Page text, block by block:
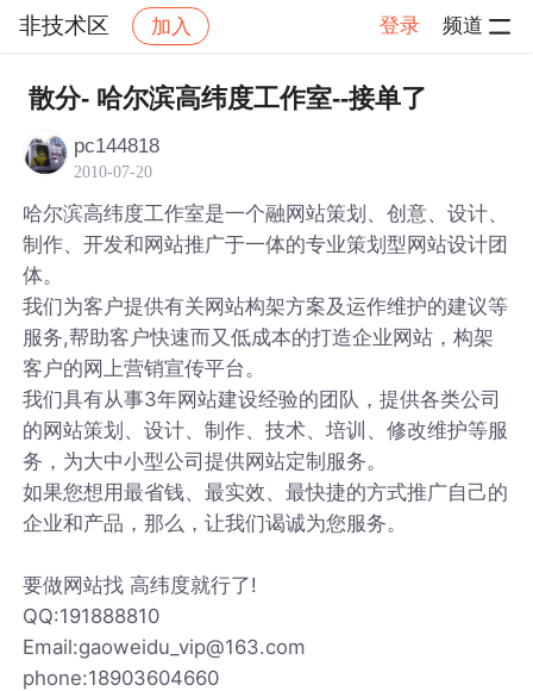
非技术区 加入 登录 频道
社区 非技术区 帖子详情
散分- 哈尔滨高纬度工作室--接单了
pc144818
2010-07-20
哈尔滨高纬度工作室是一个融网站策划、创意、设计、
制作、开发和网站推广于一体的专业策划型网站设计团
体。
我们为客户提供有关网站构架方案及运作维护的建议等
服务,帮助客户快速而又低成本的打造企业网站，构架
客户的网上营销宣传平台。
我们具有从事3年网站建设经验的团队，提供各类公司
的网站策划、设计、制作、技术、培训、修改维护等服
务，为大中小型公司提供网站定制服务。
如果您想用最省钱、最实效、最快捷的方式推广自己的
企业和产品，那么，让我们谒诚为您服务。
要做网站找 高纬度就行了!
QQ:191888810
Email:gaoweidu_vip@163.com
phone:18903604660